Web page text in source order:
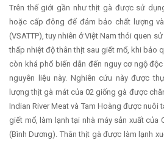
Trên thế giới gần như thịt gà được sử
hoặc cấp đông để đảm bảo chất lượng
(VSATTP), tuy nhiên ở Việt Nam thói quen
thấp nhiệt độ thân thịt sau giết mổ, khi bảo
còn khá phổ biến dẫn đến nguy cơ ngộ
nguyên liệu này. Nghiên cứu này được
lượng thịt gà mát của 02 giống gà được
Indian River Meat và Tam Hoàng được
giết mổ, làm lạnh tại nhà máy sản xuất của
(Bình Dương). Thân thịt gà được làm lạnh